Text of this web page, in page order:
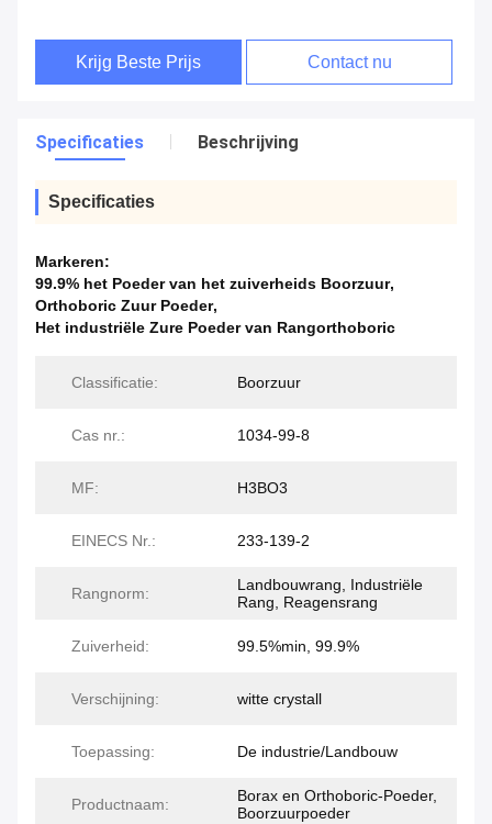
Krijg Beste Prijs Contact nu
Specificaties Beschrijving
Specificaties
Markeren:
99.9% het Poeder van het zuiverheids Boorzuur,
Orthoboric Zuur Poeder,
Het industriële Zure Poeder van Rangorthoboric
Classificatie: Boorzuur
Cas nr.: 1034-99-8
MF: H3BO3
EINECS Nr.: 233-139-2
Rangnorm:
Landbouwrang, Industriële
Rang, Reagensrang
Zuiverheid: 99.5%min, 99.9%
Verschijning: witte crystall
Toepassing: De industrie/Landbouw
Productnaam:
Borax en Orthoboric-Poeder,
Boorzuurpoeder